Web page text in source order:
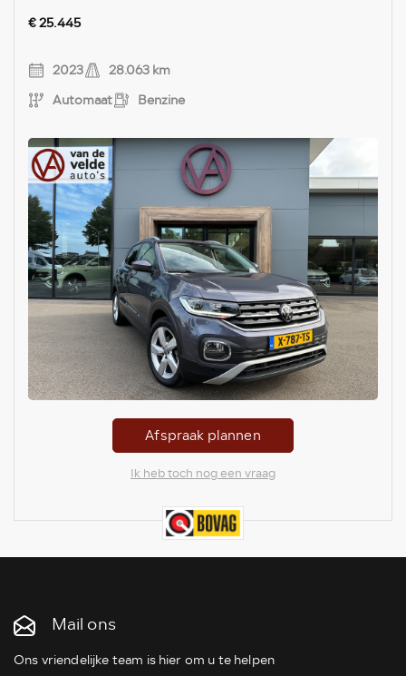
€ 25.445
2023
28.063 km
Automaat
Benzine
Afspraak plannen
Ik heb toch nog een vraag
Mail ons
Ons vriendelijke team is hier om u te helpen